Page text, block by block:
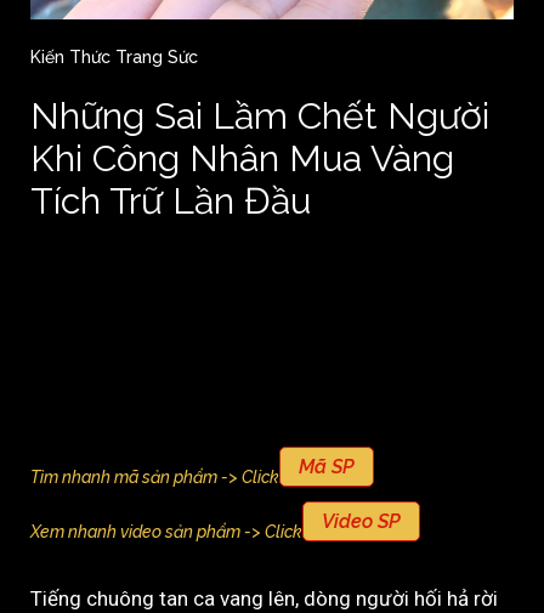
Kiến Thức Trang Sức
Những Sai Lầm Chết Người
Khi Công Nhân Mua Vàng
Tích Trữ Lần Đầu
Tìm nhanh mã sản phẩm -> Click Mã SP
Xem nhanh video sản phẩm -> Click Video SP
Tiếng chuông tan ca vang lên, dòng người hối hả rời